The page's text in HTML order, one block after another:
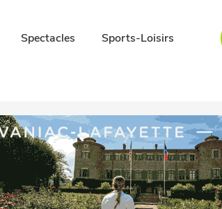
Spectacles Sports-Loisirs